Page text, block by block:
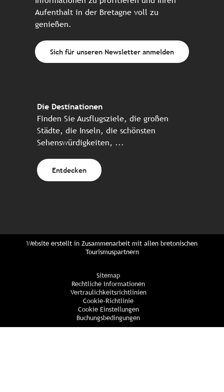
Aufenthalt in der Bretagne voll zu
genießen.
Sich für unseren Newsletter anmelden
Die Destinationen
Finden Sie Ausflugsziele, die großen
Städte, die Inseln, die schönsten
Sehenswürdigkeiten, ...
Entdecken
Website erstellt in Zusammenarbeit mit allen bretonischen
Tourismuspartnern
Sitemap
Rechtliche Informationen
Vertraulichkeitsrichtlinien
Cookie-Richtlinie
Cookie Einstellungen
Buchungsbedingungen